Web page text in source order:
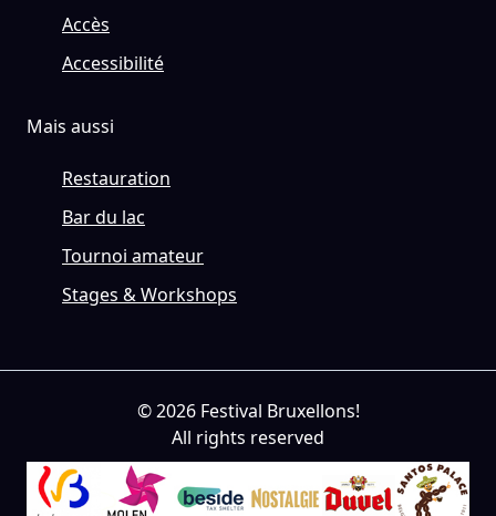
Accès
Accessibilité
Mais aussi
Restauration
Bar du lac
Tournoi amateur
Stages & Workshops
© 2026 Festival Bruxellons!
All rights reserved